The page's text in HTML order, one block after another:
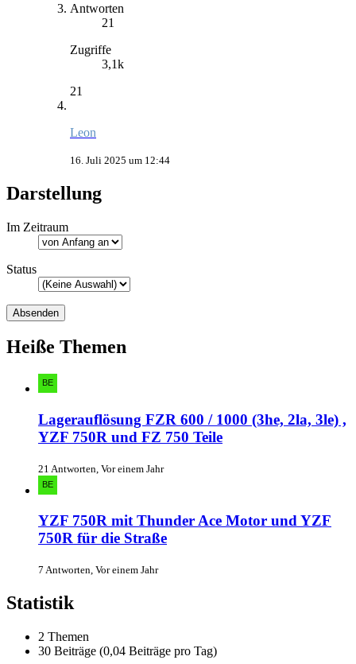
Antworten
21
Zugriffe
3,1k
21
Leon
16. Juli 2025 um 12:44
Darstellung
Im Zeitraum
Status
Heiße Themen
Lagerauflösung FZR 600 / 1000 (3he, 2la, 3le) ,
YZF 750R und FZ 750 Teile
21 Antworten, Vor einem Jahr
YZF 750R mit Thunder Ace Motor und YZF
750R für die Straße
7 Antworten, Vor einem Jahr
Statistik
2 Themen
30 Beiträge (0,04 Beiträge pro Tag)